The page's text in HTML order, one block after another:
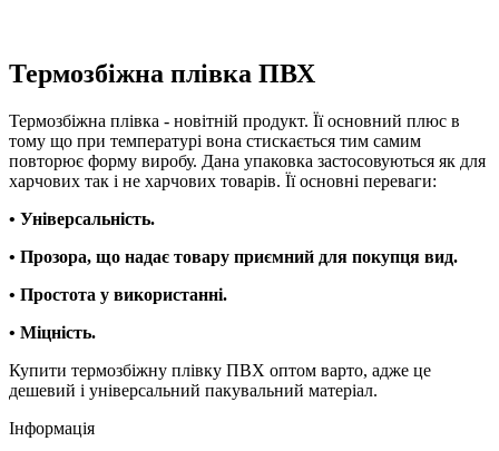
Термозбіжна плівка ПВХ
Термозбіжна плівка - новітній продукт. Її основний плюс в
тому що при температурі вона стискається тим самим
повторює форму виробу. Дана упаковка застосовуються як для
харчових так і не харчових товарів. Її основні переваги:
• Універсальність.
• Прозора, що надає товару приємний для покупця вид.
• Простота у використанні.
• Міцність.
Купити термозбіжну плівку ПВХ оптом варто, адже це
дешевий і універсальний пакувальний матеріал.
Інформація